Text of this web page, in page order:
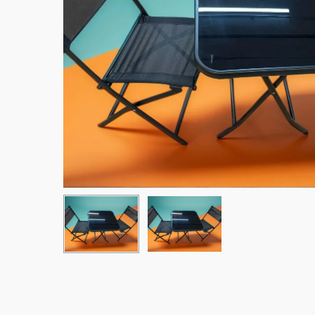
Hit enter to search or ESC to close